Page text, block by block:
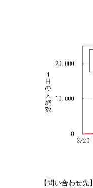
【問い合わせ先】